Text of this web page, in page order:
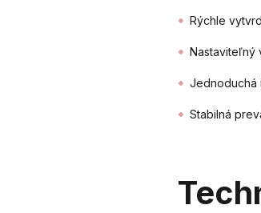
Rýchle
Nastaviteľný
Jednoduchá
Stabilná